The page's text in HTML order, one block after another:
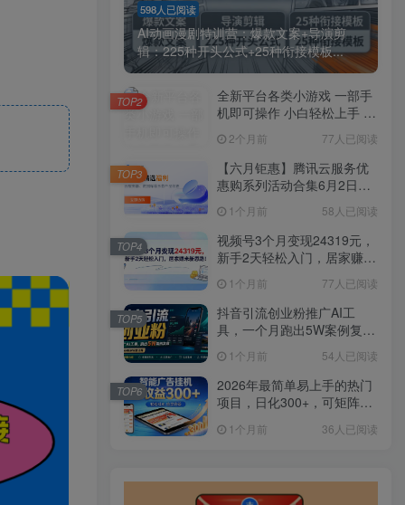
598人已阅读
AI动画漫剧特训营：爆款文案+导演剪
辑：225种开头公式+25种衔接模板...
全新平台各类小游戏 一部手
机即可操作 小白轻松上手 长
2个月前 77人已阅读
TOP2
【六月钜惠】腾讯云服务优
惠购系列活动合集6月2日更
1个月前 58人已阅读
TOP3
视频号3个月变现24319元，
新手2天轻松入门，居家赚米
1个月前 77人已阅读
TOP4
抖音引流创业粉推广AI工
具，一个月跑出5W案例复
1个月前 54人已阅读
TOP5
2026年最简单易上手的热门
项目，日化300+，可矩阵操
1个月前 36人已阅读
TOP6